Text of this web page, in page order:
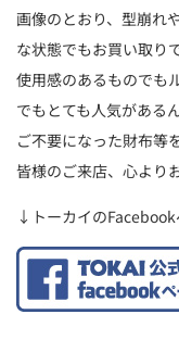
画像のとおり、型崩れ
な状態でもお買い取り
使用感のあるものでも
でもとても人気があるん
ご不要になった財布等
皆様のご来店、心より
↓トーカイの